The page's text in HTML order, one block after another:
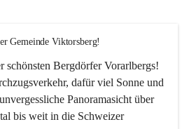
Gemeinde Viktorsberg!
schönsten Bergdörfer Vorarlbergs!
dafür viel Sonne und
Panoramasicht über
bis weit in die Schweizer